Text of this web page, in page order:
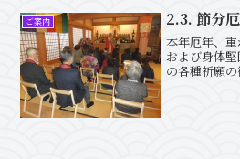
ご案内 2.3. 節分
本年厄年、重
および身体
の各種祈願